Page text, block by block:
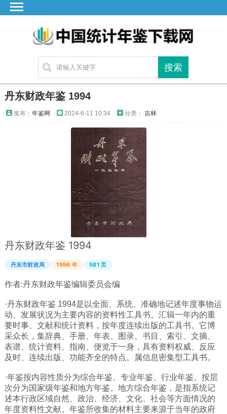
江苏
广西
西藏
山西
黑龙江
吉林
辽宁
河北
内蒙
青海
丹东财政年鉴 1994
发布： 年鉴网 2024-6-11 10:34 分类： 吉林
丹东财政年鉴 1994
丹东市财政局 1996 年 581 页
作者:丹东财政年鉴编辑委员会编
·丹东财政年鉴 1994是以全面、系统、准确地记述年度事物运
动、发展状况为主要内容的资料性工具书。汇辑一年内的重
要时事、文献和统计资料，按年度连续出版的工具书。它博
采众长，集辞典、手册、年表、图录、书目、索引、文摘、
表谱、统计资料、指南、便览于一身，具有资料权威、反应
及时、连续出版、功能齐全的特点。属信息密集型工具书。
·年鉴按内容性质分为综合年鉴、专业年鉴、行业年鉴。按层
次分为国家级年鉴和地方年鉴。地方综合年鉴，是指系统记
述本行政区域自然、政治、经济、文化、社会等方面情况的
年度资料性文献。年鉴所收集的材料主要来源于当年的政府